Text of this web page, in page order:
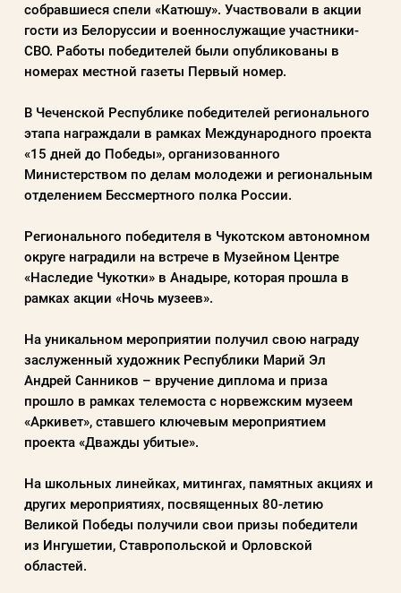
собравшиеся спели «Катюшу». Участвовали в акции
гости из Белоруссии и военнослужащие участники-
СВО. Работы победителей были опубликованы в
номерах местной газеты Первый номер.
В Чеченской Республике победителей регионального
этапа награждали в рамках Международного проекта
«15 дней до Победы», организованного
Министерством по делам молодежи и региональным
отделением Бессмертного полка России.
Регионального победителя в Чукотском автономном
округе наградили на встрече в Музейном Центре
«Наследие Чукотки» в Анадыре, которая прошла в
рамках акции «Ночь музеев».
На уникальном мероприятии получил свою награду
заслуженный художник Республики Марий Эл
Андрей Санников – вручение диплома и приза
прошло в рамках телемоста с норвежским музеем
«Аркивет», ставшего ключевым мероприятием
проекта «Дважды убитые».
На школьных линейках, митингах, памятных акциях и
других мероприятиях, посвященных 80-летию
Великой Победы получили свои призы победители
из Ингушетии, Ставропольской и Орловской
областей.